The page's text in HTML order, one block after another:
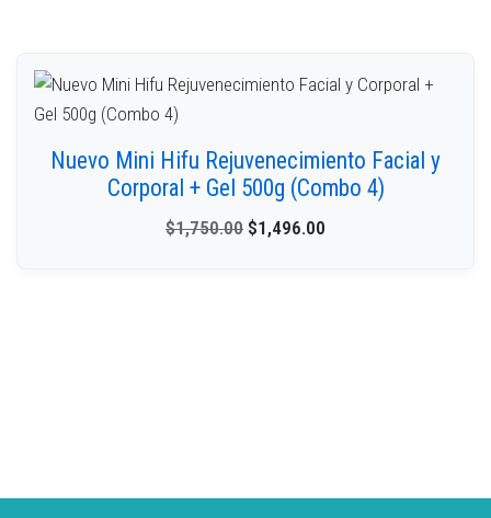
Nuevo Mini Hifu Rejuvenecimiento Facial y
Corporal + Gel 500g (Combo 4)
$1,750.00 $1,496.00